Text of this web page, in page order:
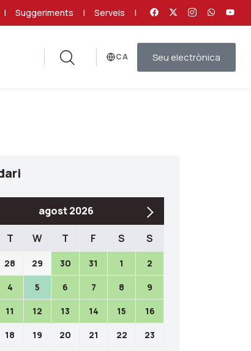
| Suggeriments | Serveis |
Idioma
Seu electrònica
agost 2026
T W T F S S
28 29 30 31 1 2
4 5 6 7 8 9
11 12 13 14 15 16
18 19 20 21 22 23